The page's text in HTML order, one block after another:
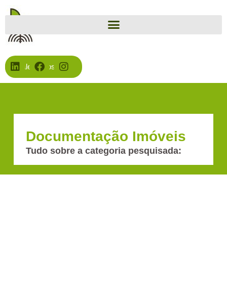
Fale Conosco
Documentação Imóveis
Tudo sobre a categoria pesquisada: